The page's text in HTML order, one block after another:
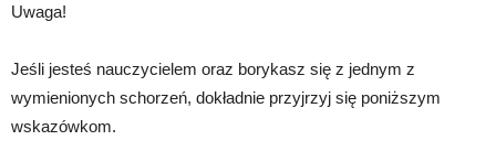
Uwaga!
Jeśli jesteś nauczycielem oraz borykasz się z jednym z
wymienionych schorzeń, dokładnie przyjrzyj się poniższym
wskazówkom.